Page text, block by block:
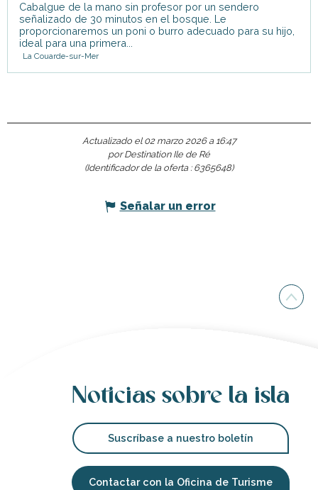
Cabalgue de la mano sin profesor por un sendero
señalizado de 30 minutos en el bosque. Le
proporcionaremos un poni o burro adecuado para su hijo,
ideal para una primera...
La Couarde-sur-Mer
Actualizado el 02 marzo 2026 a 16:47
por Destination Ile de Ré
(Identificador de la oferta : 6365648)
Señalar un error
Noticias sobre la isla
Suscríbase a nuestro boletín
Contactar con la Oficina de Turisme